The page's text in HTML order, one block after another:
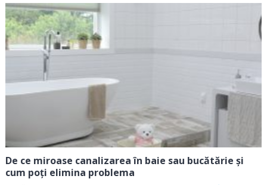
De ce miroase canalizarea în baie sau bucătărie și
cum poți elimina problema